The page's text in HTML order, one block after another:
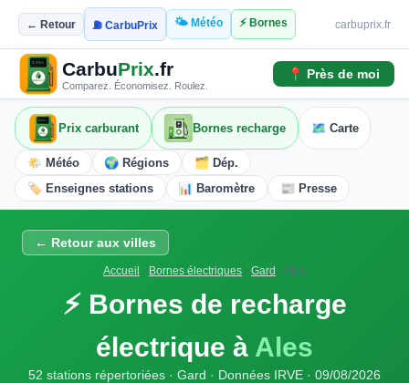
← Retour ⛽ CarbuPrix 🌤️ Météo ⚡ Bornes carbuprix.fr
CarbuPrix.fr
Comparez. Économisez. Roulez.
📍 Près de moi
Prix carburant Bornes recharge 🗺️ Carte
🌤️ Météo 🌍 Régions
🗂️ Dép.
🏷️ Enseignes stations
📊 Baromètre 📰 Presse
← Retour aux villes
Accueil › Bornes électriques › Gard ›Ales
⚡ Bornes de recharge
électrique à Ales
52 stations répertoriées · Gard · Données IRVE · 09/08/2026